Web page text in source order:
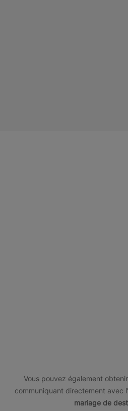
Vous pouvez également
communiquant directement avec
mariage de